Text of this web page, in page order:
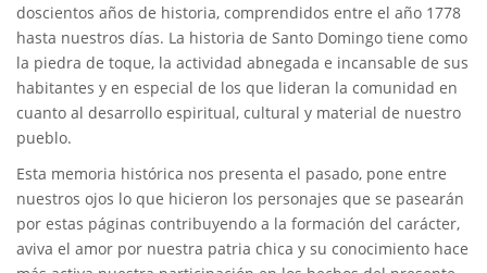
doscientos años de historia, comprendidos entre el año 1778
hasta nuestros días. La historia de Santo Domingo tiene como
la piedra de toque, la actividad abnegada e incansable de sus
habitantes y en especial de los que lideran la comunidad en
cuanto al desarrollo espiritual, cultural y material de nuestro
pueblo.
Esta memoria histórica nos presenta el pasado, pone entre
nuestros ojos lo que hicieron los personajes que se pasearán
por estas páginas contribuyendo a la formación del carácter,
aviva el amor por nuestra patria chica y su conocimiento hace